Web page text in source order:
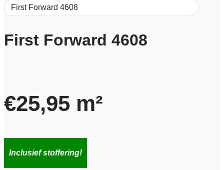
First Forward 4608
First Forward 4608
€25,95 m²
Inclusief stoffering!